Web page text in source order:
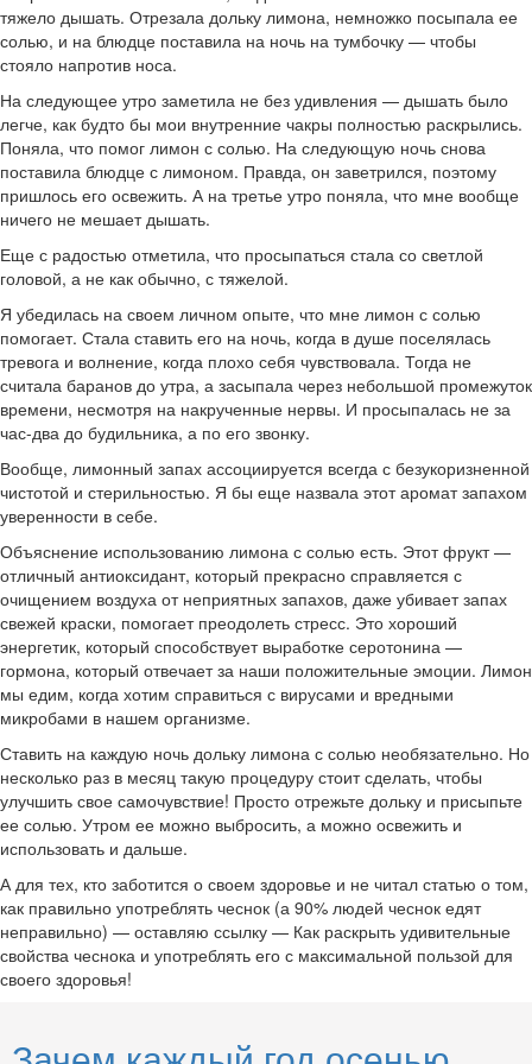
тяжело дышать. Отрезала дольку лимона, немножко посыпала ее
солью, и на блюдце поставила на ночь на тумбочку — чтобы
стояло напротив носа.
На следующее утро заметила не без удивления — дышать было
легче, как будто бы мои внутренние чакры полностью раскрылись.
Поняла, что помог лимон с солью. На следующую ночь снова
поставила блюдце с лимоном. Правда, он заветрился, поэтому
пришлось его освежить. А на третье утро поняла, что мне вообще
ничего не мешает дышать.
Еще с радостью отметила, что просыпаться стала со светлой
головой, а не как обычно, с тяжелой.
Я убедилась на своем личном опыте, что мне лимон с солью
помогает. Стала ставить его на ночь, когда в душе поселялась
тревога и волнение, когда плохо себя чувствовала. Тогда не
считала баранов до утра, а засыпала через небольшой промежуток
времени, несмотря на накрученные нервы. И просыпалась не за
час-два до будильника, а по его звонку.
Вообще, лимонный запах ассоциируется всегда с безукоризненной
чистотой и стерильностью. Я бы еще назвала этот аромат запахом
уверенности в себе.
Объяснение использованию лимона с солью есть. Этот фрукт —
отличный антиоксидант, который прекрасно справляется с
очищением воздуха от неприятных запахов, даже убивает запах
свежей краски, помогает преодолеть стресс. Это хороший
энергетик, который способствует выработке серотонина —
гормона, который отвечает за наши положительные эмоции. Лимон
мы едим, когда хотим справиться с вирусами и вредными
микробами в нашем организме.
Ставить на каждую ночь дольку лимона с солью необязательно. Но
несколько раз в месяц такую процедуру стоит сделать, чтобы
улучшить свое самочувствие! Просто отрежьте дольку и присыпьте
ее солью. Утром ее можно выбросить, а можно освежить и
использовать и дальше.
А для тех, кто заботится о своем здоровье и не читал статью о том,
как правильно употреблять чеснок (а 90% людей чеснок едят
неправильно) — оставляю ссылку — Как раскрыть удивительные
свойства чеснока и употреблять его с максимальной пользой для
своего здоровья!